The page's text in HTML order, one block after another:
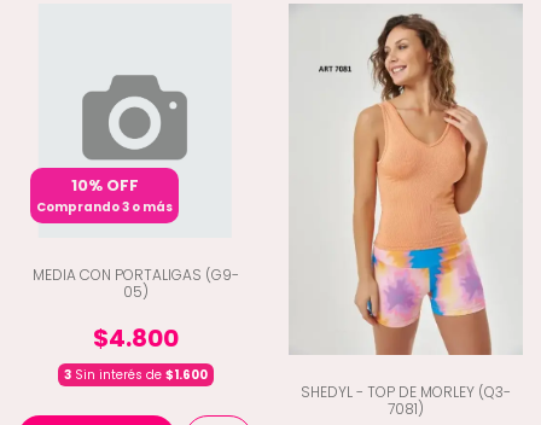
10% OFF
Comprando 3 o más
MEDIA CON PORTALIGAS (G9-
05)
$4.800
3Sin interés de $1.600
SHEDYL - TOP DE MORLEY (Q3-
7081)